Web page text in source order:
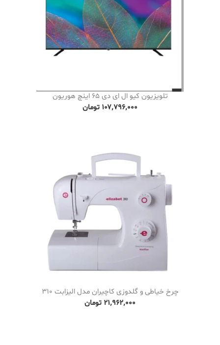
تلویزیون کیو ال ای دی 65 اینچ هوریون
۱۰۷٬۷۹۶٬۰۰۰ تومان
چرخ خیاطی و گلدوزی کاچیران مدل الیزابت 310
۲۱٬۹۶۲٬۰۰۰ تومان